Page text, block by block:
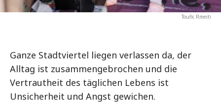
Toufic Rmeiti
Ganze Stadtviertel liegen verlassen da, der
Alltag ist zusammengebrochen und die
Vertrautheit des täglichen Lebens ist
Unsicherheit und Angst gewichen.